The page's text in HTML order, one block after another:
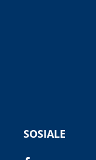
SOSIALE